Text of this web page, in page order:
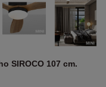
SIROCO 107 cm.